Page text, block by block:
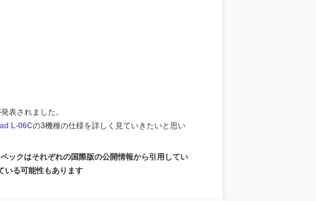
表されました。
L-06Cの3機種の仕様を詳しく見ていきたいと思い
クはそれぞれの国際版の公開情報から引用してい
いる可能性もあります